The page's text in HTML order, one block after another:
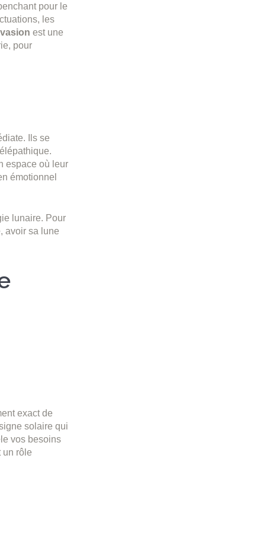
pour le
les
est une
pour
Ils se
espace où leur
émotionnel
lunaire. Pour
avoir sa lune
exact de
solaire qui
vos besoins
un rôle